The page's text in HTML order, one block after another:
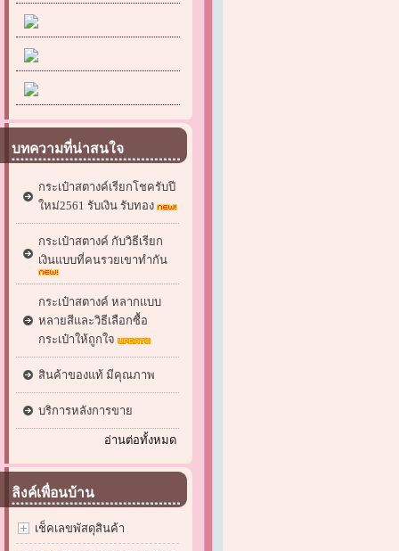
บทความที่น่าสนใจ
กระเป๋าสตางค์เรียกโชครับปี
ใหม่2561 รับเงิน รับทอง
กระเป๋าสตางค์ กับวิธีเรียก
เงินแบบที่คนรวยเขาทำกัน
กระเป๋าสตางค์ หลากแบบ
หลายสีและวิธีเลือกซื้อ
กระเป๋าให้ถูกใจ
สินค้าของแท้ มีคุณภาพ
บริการหลังการขาย
อ่านต่อทั้งหมด
ลิงค์เพื่อนบ้าน
เช็คเลขพัสดุสินค้า